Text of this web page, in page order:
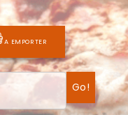
A EMPORTER
Go!